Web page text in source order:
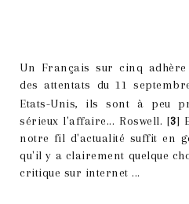
Un Français sur cinq
des attentats du 11
Etats-Unis, ils sont à peu
sérieux l'affaire... Roswell. [3]
notre fil d'actualité suffit en
qu'il y a clairement quelque
critique sur internet ...